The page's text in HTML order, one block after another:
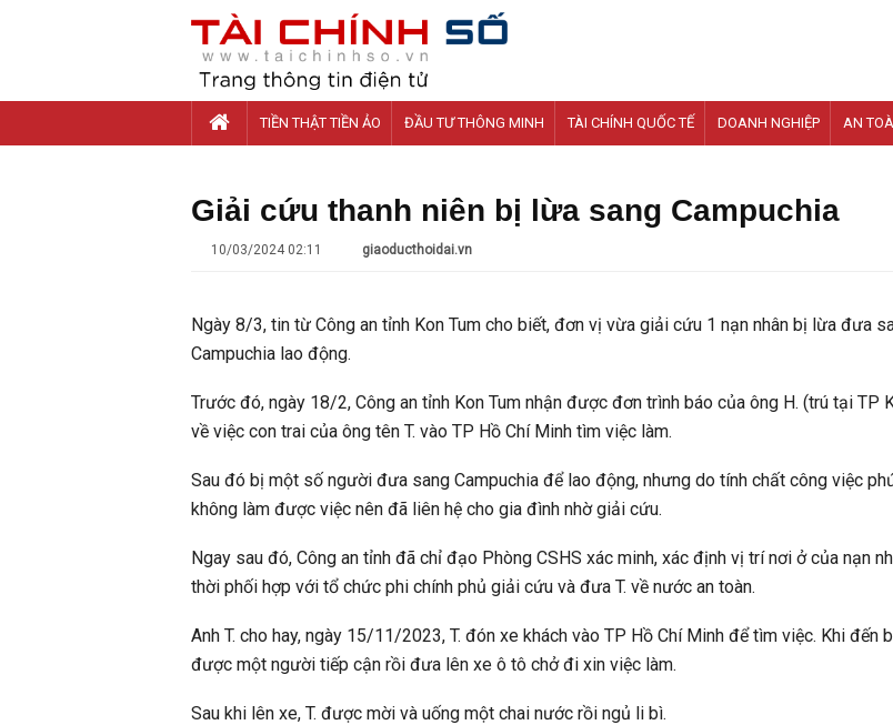
TIỀN THẬT TIỀN ẢO ĐẦU TƯ THÔNG MINH TÀI CHÍNH QUỐC TẾ DOANH NGHIỆP AN
Giải cứu thanh niên bị lừa sang Campuchia
10/03/2024 02:11 giaoducthoidai.vn
Ngày 8/3, tin từ Công an tỉnh Kon Tum cho biết, đơn vị vừa giải cứu 1 nạn nhân bị lừa đưa
Campuchia lao động.
Trước đó, ngày 18/2, Công an tỉnh Kon Tum nhận được đơn trình báo của ông H. (trú tại TP
về việc con trai của ông tên T. vào TP Hồ Chí Minh tìm việc làm.
Sau đó bị một số người đưa sang Campuchia để lao động, nhưng do tính chất công việc
không làm được việc nên đã liên hệ cho gia đình nhờ giải cứu.
Ngay sau đó, Công an tỉnh đã chỉ đạo Phòng CSHS xác minh, xác định vị trí nơi ở của nạn
thời phối hợp với tổ chức phi chính phủ giải cứu và đưa T. về nước an toàn.
Anh T. cho hay, ngày 15/11/2023, T. đón xe khách vào TP Hồ Chí Minh để tìm việc. Khi đến
được một người tiếp cận rồi đưa lên xe ô tô chở đi xin việc làm.
Sau khi lên xe, T. được mời và uống một chai nước rồi ngủ li bì.